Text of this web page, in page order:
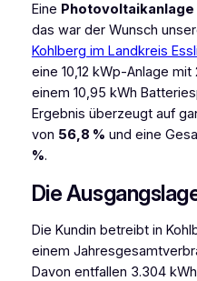
Eine
das war der Wunsch
Kohlberg im Landkreis
eine 10,12 kWp-Anlage
einem 10,95 kWh
Ergebnis überzeugt auf
von 56,8 % und eine
%.
Die
Die Kundin betreibt in
einem
Davon entfallen 3.304